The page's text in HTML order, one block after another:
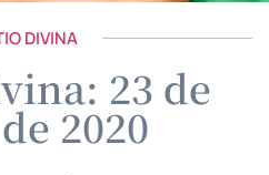
DIVINA
23 de
2020